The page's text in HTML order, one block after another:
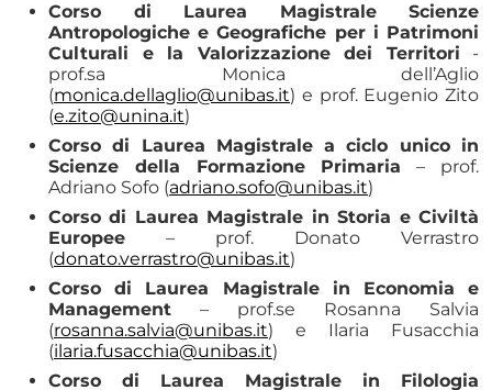
Corso di Laurea Magistrale Scienze
Antropologiche e Geografiche per i Patrimoni
Culturali e la Valorizzazione dei Territori -
prof.sa Monica dell’Aglio
(monica.dellaglio@unibas.it) e prof. Eugenio Zito
(e.zito@unina.it)
Corso di Laurea Magistrale a ciclo unico in
Scienze della Formazione Primaria – prof.
Adriano Sofo (adriano.sofo@unibas.it)
Corso di Laurea Magistrale in Storia e Civiltà
Europee – prof. Donato Verrastro
(donato.verrastro@unibas.it)
Corso di Laurea Magistrale in Economia e
Management – prof.se Rosanna Salvia
(rosanna.salvia@unibas.it) e Ilaria Fusacchia
(ilaria.fusacchia@unibas.it)
Corso di Laurea Magistrale in Filologia